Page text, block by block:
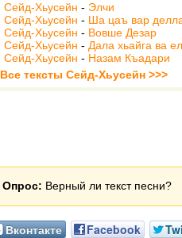
Сейд-Хьусейн - Элчи
Сейд-Хьусейн - Ша цаъ вар
Сейд-Хьусейн - Вовше Дезар
Сейд-Хьусейн - Дала хьайга ва
Сейд-Хьусейн - Назам Къадари
Все тексты Сейд-Хьусейн >>>
Опрос: Верный ли текст песни?
Вконтакте Facebook